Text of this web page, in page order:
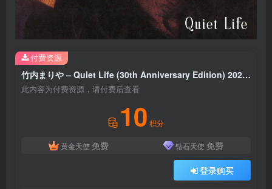
竹内まりや – Quiet Life (30th Anniversary Edition) 2022 Remaster(5054197312380)【24bit／48.0kHz】日本区
此内容为付费资源，请付费后查看
10 积分
黄金天使 免费 钻石天使 免费
登录购买
付费资源